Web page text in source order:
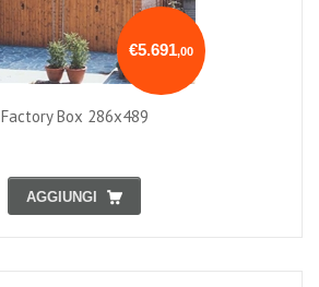
€5.691,00
Factory Box 286x489
AGGIUNGI